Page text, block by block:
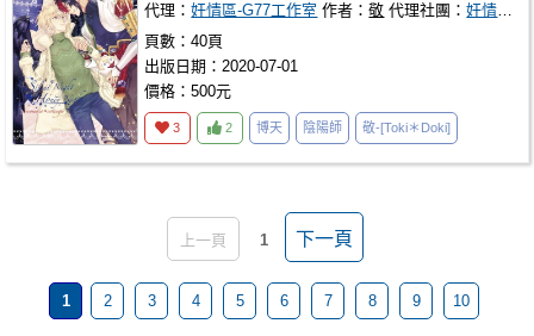
代理：奸情區-G77工作室 作者：敬 代理社團：奸情區-G77工作室
頁數：40頁
出版日期：2020-07-01
價格：500元
3 2 博天 陰陽師 敬-[Toki＊Doki]
上一頁 1 下一頁
1 2 3 4 5 6 7 8 9 10